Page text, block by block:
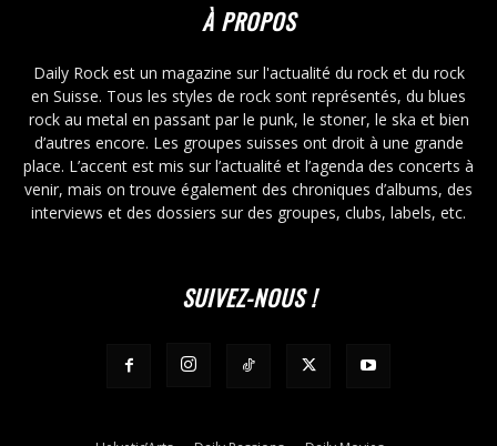
À PROPOS
Daily Rock est un magazine sur l'actualité du rock et du rock
en Suisse. Tous les styles de rock sont représentés, du blues
rock au metal en passant par le punk, le stoner, le ska et bien
d’autres encore. Les groupes suisses ont droit à une grande
place. L’accent est mis sur l’actualité et l’agenda des concerts à
venir, mais on trouve également des chroniques d’albums, des
interviews et des dossiers sur des groupes, clubs, labels, etc.
SUIVEZ-NOUS !